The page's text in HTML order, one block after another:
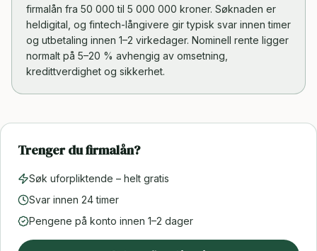
firmalån fra 50 000 til 5 000 000 kroner. Søknaden er
heldigital, og fintech-långivere gir typisk svar innen timer
og utbetaling innen 1–2 virkedager. Nominell rente ligger
normalt på 5–20 % avhengig av omsetning,
kredittverdighet og sikkerhet.
Trenger du firmalån?
Søk uforpliktende – helt gratis
Svar innen 24 timer
Pengene på konto innen 1–2 dager